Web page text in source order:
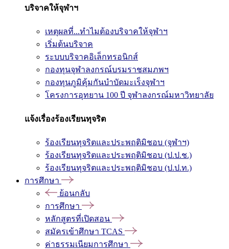
บริจาคให้จุฬาฯ
เหตุผลที่...ทำไมต้องบริจาคให้จุฬาฯ
เริ่มต้นบริจาค
ระบบบริจาคอิเล็กทรอนิกส์
กองทุนจุฬาลงกรณ์บรมราชสมภพฯ
กองทุนภูมิคุ้มกันบำบัดมะเร็งจุฬาฯ
โครงการอุทยาน 100 ปี จุฬาลงกรณ์มหาวิทยาลัย
แจ้งเรื่องร้องเรียนทุจริต
ร้องเรียนทุจริตและประพฤติมิชอบ (จุฬาฯ)
ร้องเรียนทุจริตและประพฤติมิชอบ (ป.ป.ช.)
ร้องเรียนทุจริตและประพฤติมิชอบ (ป.ป.ท.)
การศึกษา
ย้อนกลับ
การศึกษา
หลักสูตรที่เปิดสอน
สมัครเข้าศึกษา TCAS
ค่าธรรมเนียมการศึกษา